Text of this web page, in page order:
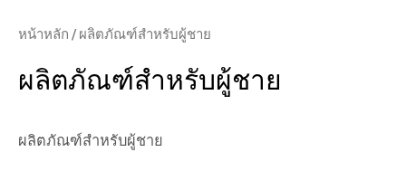
หน้าหลัก / ผลิตภัณฑ์สำหรับผู้ชาย
ผลิตภัณฑ์สำหรับผู้ชาย
ผลิตภัณฑ์สำหรับผู้ชาย